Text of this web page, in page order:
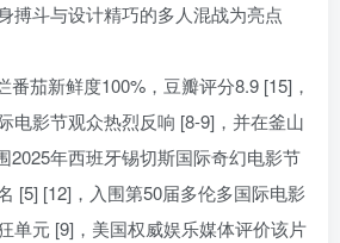
搏斗与设计精巧的多人混战为亮点
茄新鲜度100%，豆瓣评分8.9 [15]，
电影节观众热烈反响 [8-9]，并在釜山
2025年西班牙锡切斯国际奇幻电影节
[5] [12]，入围第50届多伦多国际电影
单元 [9]，美国权威娱乐媒体评价该片